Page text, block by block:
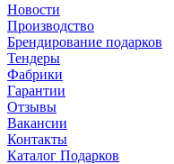
Новости
Производство
Брендирование подарков
Тендеры
Фабрики
Гарантии
Отзывы
Вакансии
Контакты
Каталог Подарков